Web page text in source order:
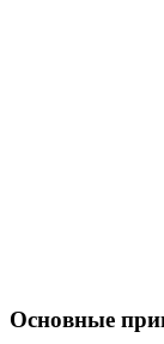
Основные